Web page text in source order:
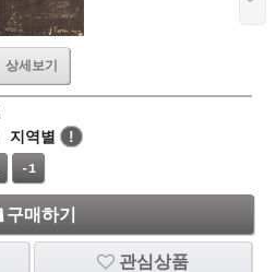
상세보기
지역별
!
-1
구매하기
관심상품